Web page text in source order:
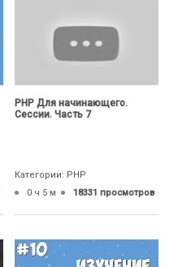
PHP Для начинающего.
Сессии. Часть 7
Категории: PHP
0 ч 5 м
18331 просмотров